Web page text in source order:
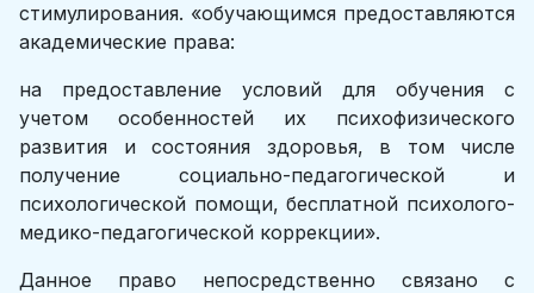
стимулирования. «обучающимся предоставляются
академические права:
на предоставление условий для обучения с
учетом особенностей их психофизического
развития и состояния здоровья, в том числе
получе­ние социально-педагогической и
психологической помощи, бесплатной психолого-
медико-педагогической коррекции».
Данное право непосредственно связано с